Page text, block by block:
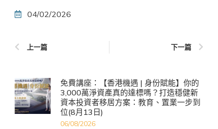
04/02/2026
上一篇 下一篇
免費講座：【香港機遇 | 身份賦能】你的
3,000萬淨資產真的達標嗎？打造穩健新
資本投資者移居方案：教育、置業一步到
位(8月13日)
06/08/2026